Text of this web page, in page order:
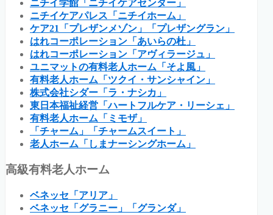
ニチイ学館「ニチイケアセンター」
ニチイケアパレス「ニチイホーム」
ケア21「プレザンメゾン」「プレザングラン」
はれコーポレーション「あいらの杜」
はれコーポレーション「アヴィラージュ」
ユニマットの有料老人ホーム「そよ風」
有料老人ホーム「ツクイ・サンシャイン」
株式会社シダー「ラ・ナシカ」
東日本福祉経営「ハートフルケア・リーシェ」
有料老人ホーム「ミモザ」
「チャーム」「チャームスイート」
老人ホーム「しまナーシングホーム」
高級有料老人ホーム
ベネッセ「アリア」
ベネッセ「グラニー」「グランダ」